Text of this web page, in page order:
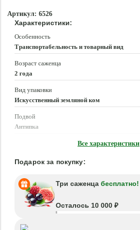
Артикул: 6526
Характеристики:
Особенность
Транспортабельность и товарный вид
Возраст саженца
2 года
Вид упаковки
Искусственный земляной ком
Подвой
Антипка
Все характеристики
Подарок за покупку:
Три саженца бесплатно!
Осталось 10 000 ₽